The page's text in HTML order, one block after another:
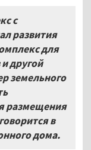
с
развития
для
другой
земельного
размещения
в
дома.